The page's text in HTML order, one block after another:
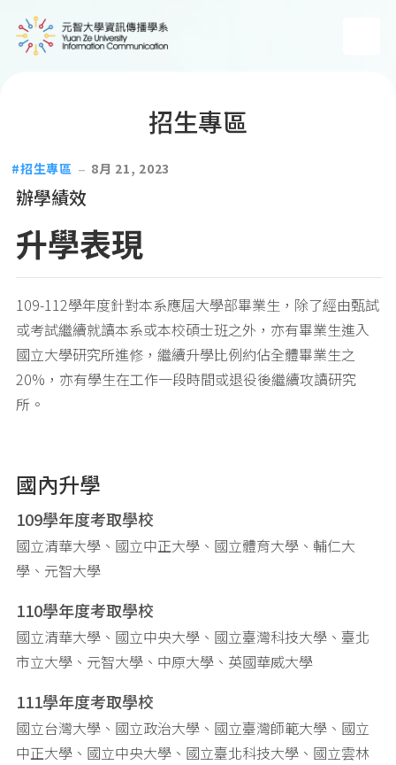
招生專區
招生專區 8月 21, 2023
辦學績效
升學表現
109-112學年度針對本系應屆大學部畢業生，除了經由甄試
或考試繼續就讀本系或本校碩士班之外，亦有畢業生進入
國立大學研究所進修，繼續升學比例約佔全體畢業生之
20%，亦有學生在工作一段時間或退役後繼續攻讀研究
所。
國內升學
109學年度考取學校
國立清華大學、國立中正大學、國立體育大學、輔仁大
學、元智大學
110學年度考取學校
國立清華大學、國立中央大學、國立臺灣科技大學、臺北
市立大學、元智大學、中原大學、英國華威大學
111學年度考取學校
國立台灣大學、國立政治大學、國立臺灣師範大學、國立
中正大學、國立中央大學、國立臺北科技大學、國立雲林